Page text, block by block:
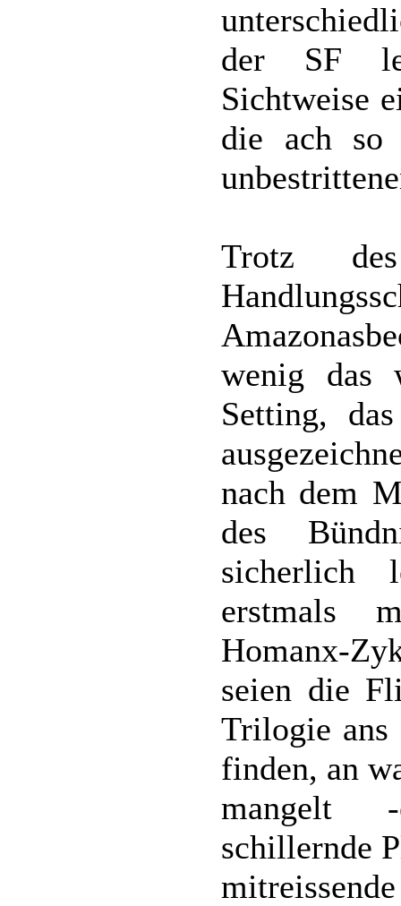
der SF
Sichtweise
die ach so
Trotz des
wenig das
Setting,
nach dem
des
sicherlich
erstmals
Homanx-
seien die
Trilogie
finden, an
mangelt
schillernde